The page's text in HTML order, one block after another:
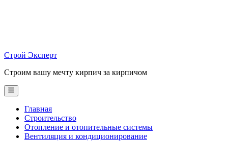
Строй Эксперт
Строим вашу мечту кирпич за кирпичом
Main
Menu
Главная
Строительство
Отопление и отопительные системы
Вентиляция и кондиционирование